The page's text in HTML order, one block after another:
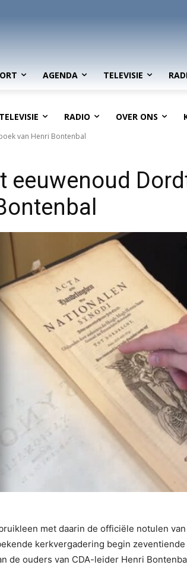
AGENDA TELEVISIE
TELEVISIE RADIO OVER ONS
van Henri Bontenbal
eeuwenoud
met daarin de officiële notulen
kerkvergadering begin zeventiende
de ouders van CDA-leider Henri